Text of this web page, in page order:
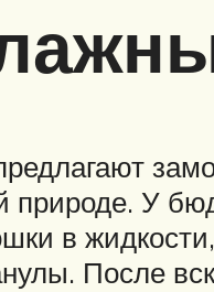
природе. У
в
После